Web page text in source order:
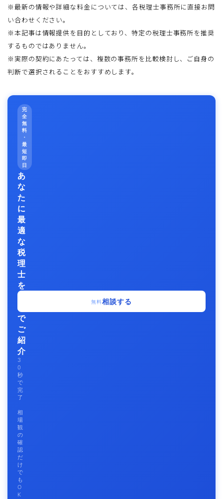
※最新の情報や詳細な料金については、各税理士事務所に直接お問
い合わせください。
※本記事は情報提供を目的としており、特定の税理士事務所を推奨
するものではありません。
※実際の契約にあたっては、複数の事務所を比較検討し、ご自身の
判断で選択されることをおすすめします。
完
全
無
料
・
最
短
即
日
あ
な
た
に
最
適
な
税
理
士
を
無
料
で
ご
紹
介
3
0
秒
で
完
了
相
場
観
の
確
認
だ
け
で
も
O
K
無料相談する